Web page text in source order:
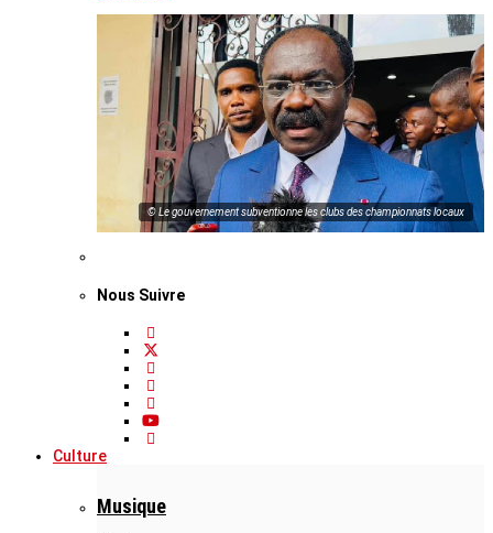
© Le gouvernement subventionne les clubs des championnats locaux
Nous Suivre
Culture
Musique